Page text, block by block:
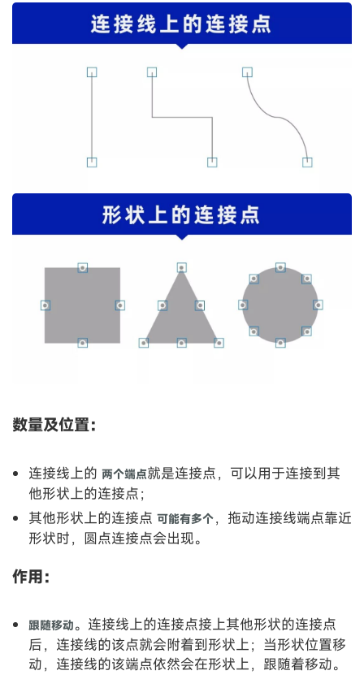
数量及位置：
连接线上的 两个端点就是连接点，可以用于连接到其
他形状上的连接点；
其他形状上的连接点 可能有多个，拖动连接线端点靠近
形状时，圆点连接点会出现。
作用：
跟随移动。连接线上的连接点接上其他形状的连接点
后，连接线的该点就会附着到形状上；当形状位置移
动，连接线的该端点依然会在形状上，跟随着移动。